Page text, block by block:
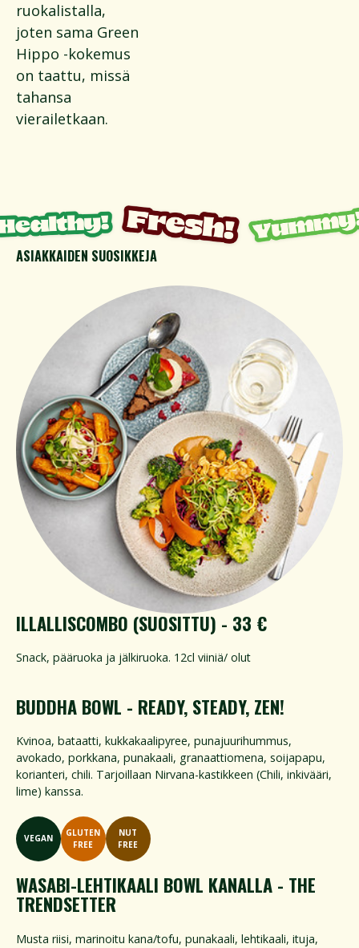
ruokalistalla,
joten sama Green
Hippo -kokemus
on taattu, missä
tahansa
vierailetkaan.
ASIAKKAIDEN SUOSIKKEJA
ILLALLISCOMBO (SUOSITTU) - 33 €
Snack, pääruoka ja jälkiruoka. 12cl viiniä/ olut
BUDDHA BOWL - READY, STEADY, ZEN!
Kvinoa, bataatti, kukkakaalipyree, punajuurihummus,
avokado, porkkana, punakaali, granaattiomena, soijapapu,
korianteri, chili. Tarjoillaan Nirvana-kastikkeen (Chili, inkivääri,
lime) kanssa.
VEGAN
GLUTEN
FREE
NUT
FREE
WASABI-LEHTIKAALI BOWL KANALLA - THE
TRENDSETTER
Musta riisi, marinoitu kana/tofu, punakaali, lehtikaali, ituja,